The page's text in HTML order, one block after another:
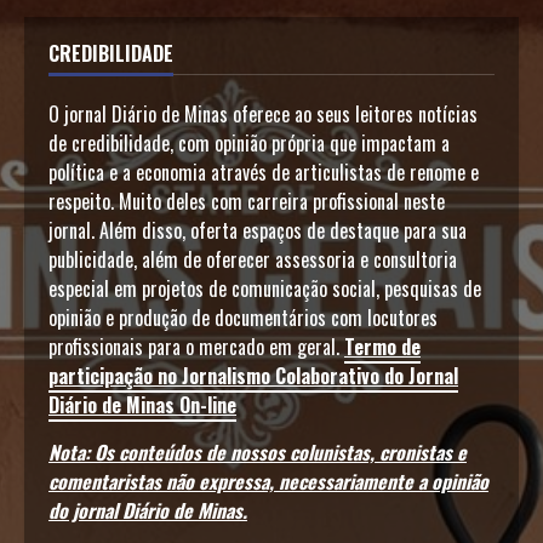
CREDIBILIDADE
O jornal Diário de Minas oferece ao seus leitores notícias
de credibilidade, com opinião própria que impactam a
política e a economia através de articulistas de renome e
respeito. Muito deles com carreira profissional neste
jornal. Além disso, oferta espaços de destaque para sua
publicidade, além de oferecer assessoria e consultoria
especial em projetos de comunicação social, pesquisas de
opinião e produção de documentários com locutores
profissionais para o mercado em geral.Termo de
participação no Jornalismo Colaborativo do Jornal
Diário de Minas On-line
Nota: Os conteúdos de nossos colunistas, cronistas e
comentaristas não expressa, necessariamente a opinião
do jornal Diário de Minas.